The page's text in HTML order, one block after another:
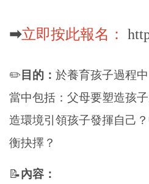
➡立即按此報名：
✏️目的： 於養育孩子過程
當中包括：父母要塑造孩
造環境引領孩子發揮自己
衡抉擇？
📝內容：